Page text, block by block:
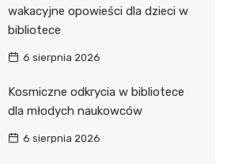
wakacyjne opowieści dla dzieci w
bibliotece
6 sierpnia 2026
Kosmiczne odkrycia w bibliotece
dla młodych naukowców
6 sierpnia 2026